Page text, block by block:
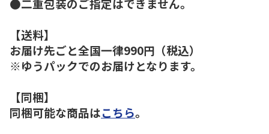
【送料】
お届け先ごと全国一律990円（税込）
※ゆうパックでのお届けとなります。
【同梱】
同梱可能な商品はこちら。